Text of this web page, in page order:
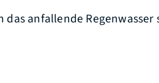
anfallende Regenwasser